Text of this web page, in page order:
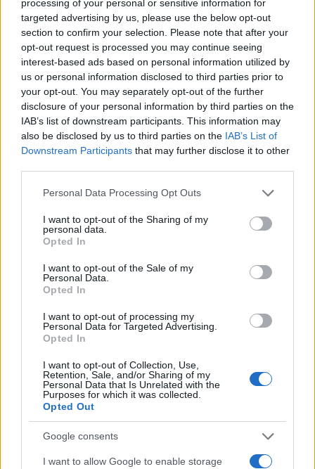
processing of your personal or sensitive information for
targeted advertising by us, please use the below opt-out
section to confirm your selection. Please note that after your
opt-out request is processed you may continue seeing
interest-based ads based on personal information utilized by
us or personal information disclosed to third parties prior to
your opt-out. You may separately opt-out of the further
disclosure of your personal information by third parties on the
IAB’s list of downstream participants. This information may
also be disclosed by us to third parties on the IAB’s List of
Downstream Participants that may further disclose it to other
Please note that this website/app uses one or more Google
not limited to your visit or usage behaviour. You may click to
grant or deny consent to Google and its third-party tags to
use your data for below specified purposes in below Google
consent section.
Personal Data Processing Opt Outs
I want to opt-out of the Sharing of my
personal data.
Opted In
I want to opt-out of the Sale of my
Personal Data.
Opted In
I want to opt-out of processing my
Personal Data for Targeted Advertising.
Opted In
I want to opt-out of Collection, Use,
Retention, Sale, and/or Sharing of my
Personal Data that Is Unrelated with the
Purposes for which it was collected.
Opted Out
Google consents
I want to allow Google to enable storage
Sigue leyendo